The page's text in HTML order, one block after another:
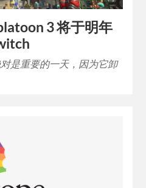
3 将于明年
是重要的一天，因为它卸